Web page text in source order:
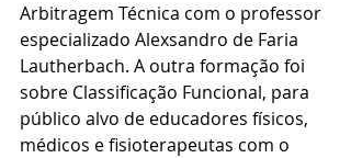
Arbitragem Técnica com o professor
especializado Alexsandro de Faria
Lautherbach. A outra formação foi
sobre Classificação Funcional, para
público alvo de educadores físicos,
médicos e fisioterapeutas com o